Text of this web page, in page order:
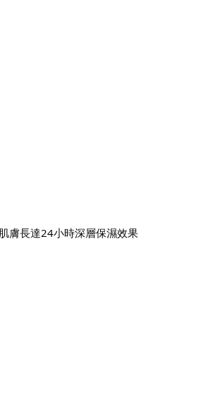
膚長達24小時深層保濕效果